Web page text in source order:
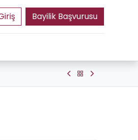
Bayilik Başvurusu